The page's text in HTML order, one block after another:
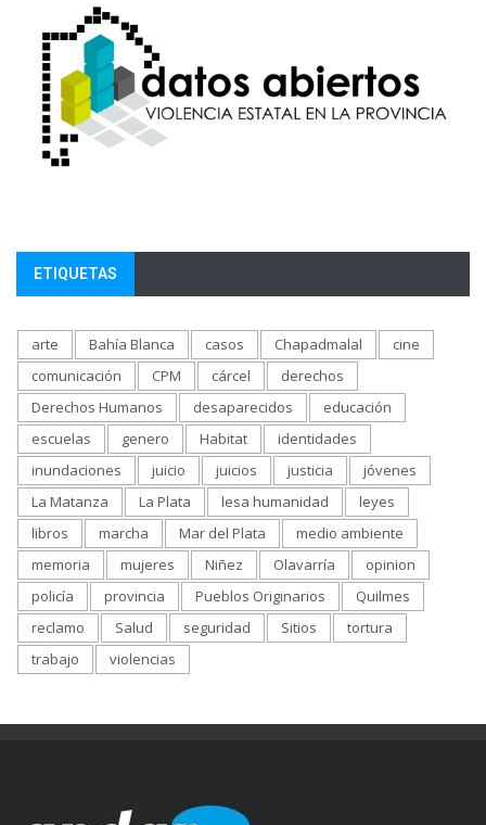
ETIQUETAS
arte Bahía Blanca casos Chapadmalal
cine
comunicación
CPM cárcel
derechos
Derechos Humanos
desaparecidos
educación
escuelas
genero Habitat
identidades
inundaciones
juicio juicios justicia
jóvenes
La Matanza
La Plata lesa humanidad
leyes
libros
marcha Mar del Plata
medio ambiente
memoria
mujeres Niñez Olavarría
opinion
policía
provincia Pueblos Originarios
Quilmes
reclamo
Salud seguridad Sitios
tortura
trabajo
violencias